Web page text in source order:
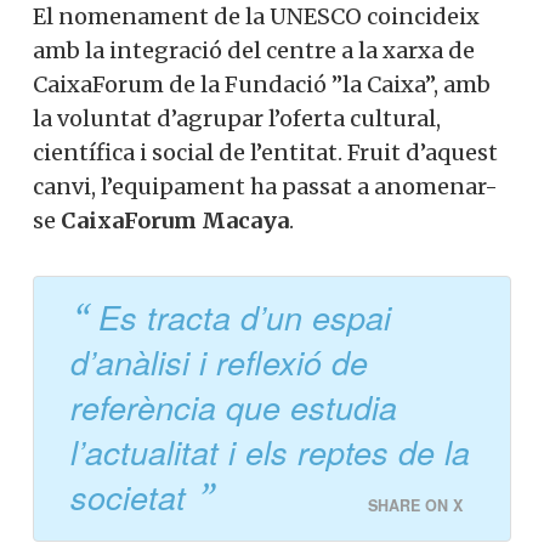
El nomenament de la UNESCO coincideix
amb la integració del centre a la xarxa de
CaixaForum de la Fundació ”la Caixa”, amb
la voluntat d’agrupar l’oferta cultural,
científica i social de l’entitat. Fruit d’aquest
canvi, l’equipament ha passat a anomenar-
se CaixaForum Macaya.
Es tracta d’un espai
d’anàlisi i reflexió de
referència que estudia
l’actualitat i els reptes de la
societat
SHARE ON X